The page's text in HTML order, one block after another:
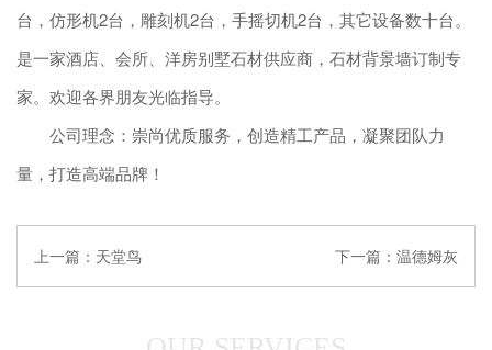
台，仿形机2台，雕刻机2台，手摇切机2台，其它设备数十台。
是一家酒店、会所、洋房别墅石材供应商，石材背景墙订制专
家。欢迎各界朋友光临指导。
公司理念：崇尚优质服务，创造精工产品，凝聚团队力
量，打造高端品牌！
上一篇： 天堂鸟 下一篇： 温德姆灰